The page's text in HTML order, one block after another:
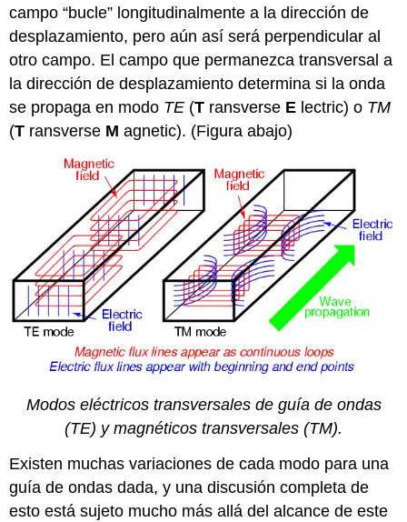
campo “bucle” longitudinalmente a la dirección de
desplazamiento, pero aún así será perpendicular al
otro campo. El campo que permanezca transversal a
la dirección de desplazamiento determina si la onda
se propaga en modo TE (T ransverse E lectric) o TM
(T ransverse M agnetic). (Figura abajo)
Modos eléctricos transversales de guía de ondas
(TE) y magnéticos transversales (TM).
Existen muchas variaciones de cada modo para una
guía de ondas dada, y una discusión completa de
esto está sujeto mucho más allá del alcance de este